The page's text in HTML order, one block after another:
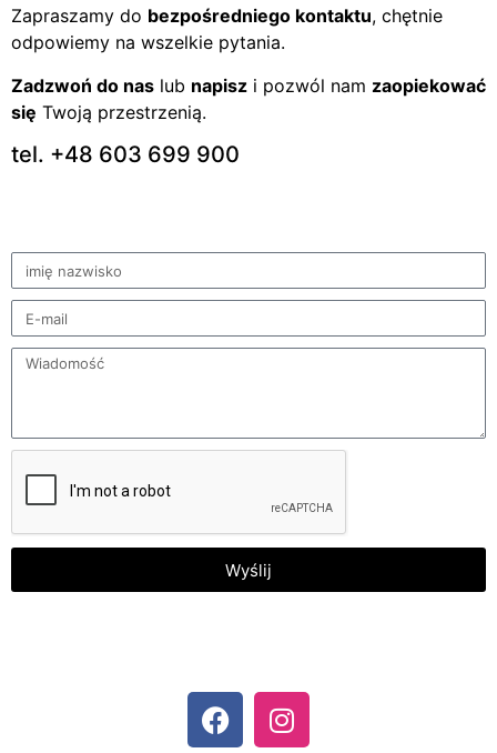
Zapraszamy do bezpośredniego kontaktu, chętnie
odpowiemy na wszelkie pytania.
Zadzwoń do nas lub napisz i pozwól nam zaopiekować
się Twoją przestrzenią.
tel. +48 603 699 900
Wyślij